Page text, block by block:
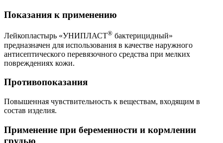
Показания к применению
Лейкопластырь «УНИПЛАСТ® бактерицидный»
предназначен для использования в качестве наружного
антисептического перевязочного средства при мелких
повреждениях кожи.
Противопоказания
Повышенная чувствительность к веществам, входящим в
состав изделия.
Применение при беременности и кормлении
грудью